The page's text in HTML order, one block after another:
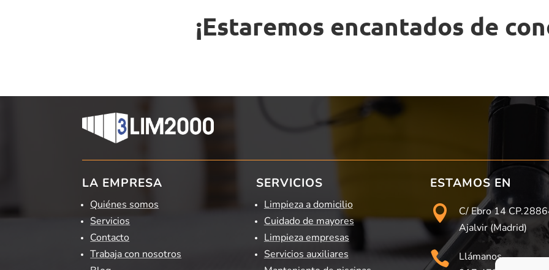
¡Estaremos encantados de
LA EMPRESA
Quiénes somos
Servicios
Contacto
Trabaja con nosotros
SERVICIOS
Limpieza a domicilio
Cuidado de mayores
Limpieza empresas
Servicios auxiliares
ESTAMOS EN

C/ Ebro 14
Ajalvir (Madrid)

Llámanos